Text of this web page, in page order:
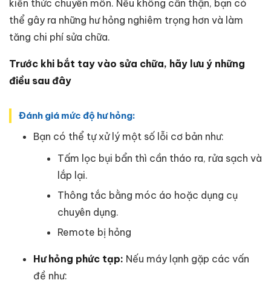
kiến thức chuyên môn. Nếu không cẩn thận, bạn có
thể gây ra những hư hỏng nghiêm trọng hơn và làm
tăng chi phí sửa chữa.
Trước khi bắt tay vào sửa chữa, hãy lưu ý những
điều sau đây
Đánh giá mức độ hư hỏng:
Bạn có thể tự xử lý một số lỗi cơ bản như:
Tấm lọc bụi bẩn thì cần tháo ra, rửa sạch và
lắp lại.
Thông tắc bằng móc áo hoặc dụng cụ
chuyên dụng.
Remote bị hỏng
Hư hỏng phức tạp: Nếu máy lạnh gặp các vấn
đề như: